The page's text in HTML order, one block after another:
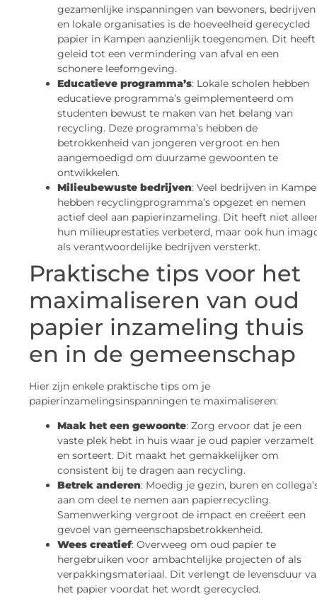
gezamenlijke inspanningen van bewoners, bedrijven
en lokale organisaties is de hoeveelheid gerecycled
papier in Kampen aanzienlijk toegenomen. Dit heeft
geleid tot een vermindering van afval en een
schonere leefomgeving.
Educatieve programma’s: Lokale scholen hebben
educatieve programma’s geïmplementeerd om
studenten bewust te maken van het belang van
recycling. Deze programma’s hebben de
betrokkenheid van jongeren vergroot en hen
aangemoedigd om duurzame gewoonten te
ontwikkelen.
Milieubewuste bedrijven: Veel bedrijven in
hebben recyclingprogramma’s opgezet en nemen
actief deel aan papierinzameling. Dit heeft niet
hun milieuprestaties verbeterd, maar ook hun
als verantwoordelijke bedrijven versterkt.
Praktische tips voor het
maximaliseren van oud
papier inzameling thuis
en in de gemeenschap
Hier zijn enkele praktische tips om je
papierinzamelingsinspanningen te maximaliseren:
Maak het een gewoonte: Zorg ervoor dat je een
vaste plek hebt in huis waar je oud papier verzamelt
en sorteert. Dit maakt het gemakkelijker om
consistent bij te dragen aan recycling.
Betrek anderen: Moedig je gezin, buren en
aan om deel te nemen aan papierrecycling.
Samenwerking vergroot de impact en creëert een
gevoel van gemeenschapsbetrokkenheid.
Wees creatief: Overweeg om oud papier te
hergebruiken voor ambachtelijke projecten of als
verpakkingsmateriaal. Dit verlengt de levensduur
het papier voordat het wordt gerecycled.